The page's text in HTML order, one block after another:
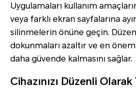
Uygulamaları kullanım
veya farklı ekran sayfalarına
silinmelerin önüne geçin.
dokunmaları azaltır ve en
daha güvende kalmasını sağlar.
Cihazınızı Düzenli